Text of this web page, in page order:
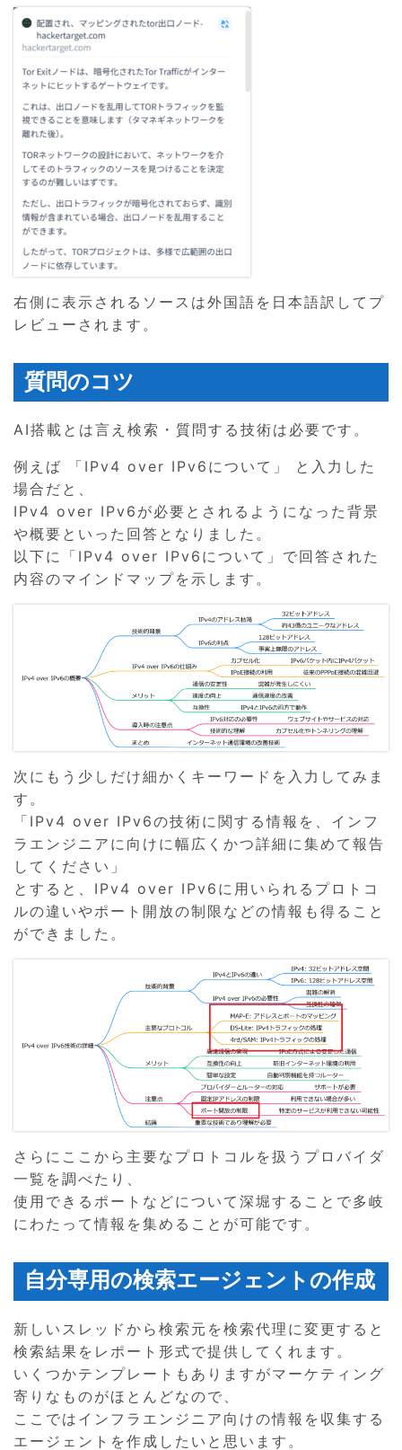
右側に表示されるソースは外国語を日本語訳してプ
レビューされます。
質問のコツ
AI搭載とは言え検索・質問する技術は必要です。
例えば 「IPv4 over IPv6について」 と入力した
場合だと、
IPv4 over IPv6が必要とされるようになった背景
や概要といった回答となりました。
以下に「IPv4 over IPv6について」で回答された
内容のマインドマップを示します。
次にもう少しだけ細かくキーワードを入力してみま
す。
「IPv4 over IPv6の技術に関する情報を、インフ
ラエンジニアに向けに幅広くかつ詳細に集めて報告
してください」
とすると、IPv4 over IPv6に用いられるプロトコ
ルの違いやポート開放の制限などの情報も得ること
ができました。
さらにここから主要なプロトコルを扱うプロバイダ
一覧を調べたり、
使用できるポートなどについて深堀することで多岐
にわたって情報を集めることが可能です。
自分専用の検索エージェントの作成
新しいスレッドから検索元を検索代理に変更すると
検索結果をレポート形式で提供してくれます。
いくつかテンプレートもありますがマーケティング
寄りなものがほとんどなので、
ここではインフラエンジニア向けの情報を収集する
エージェントを作成したいと思います。